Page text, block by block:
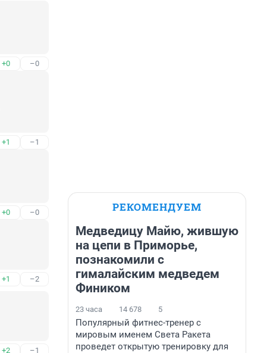
+0 –0
+1 –1
+0 –0
+1 –2
+2 –1
РЕКОМЕНДУЕМ
Медведицу Майю, жившую
на цепи в Приморье,
познакомили с
гималайским медведем
Фиником
23 часа 14 678 5
Популярный фитнес-тренер с
мировым именем Света Ракета
проведет открытую тренировку для